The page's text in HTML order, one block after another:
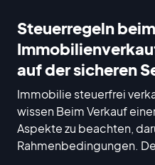
Steuerregeln beim
auf der sicheren
Immobilie steuerfrei
wissen Beim Verkauf
Aspekte zu beachten,
Rahmenbedingungen.